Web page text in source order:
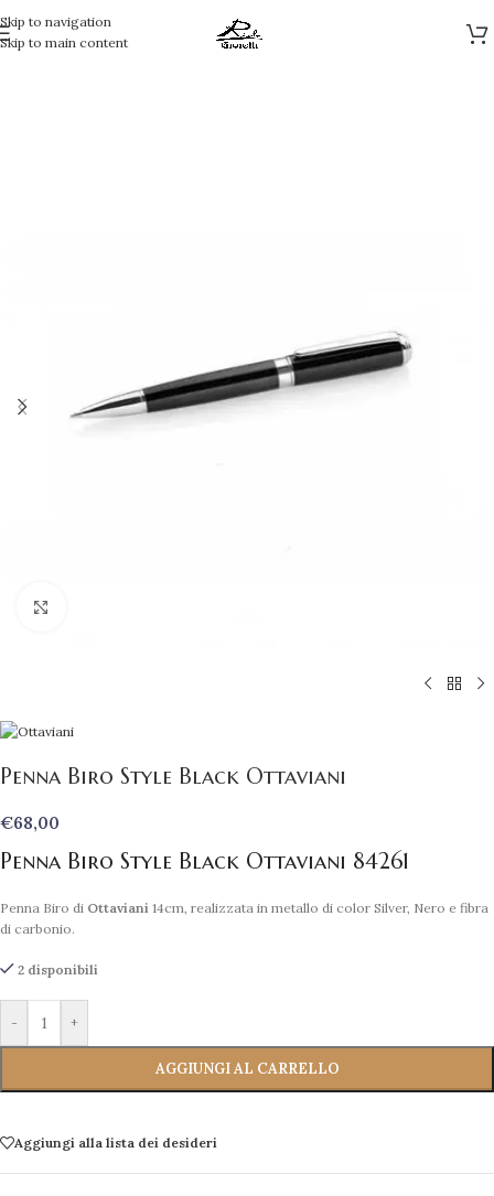
Skip to navigation
Skip to main content
Penna Biro Style Black Ottaviani
€68,00
Penna Biro Style Black Ottaviani 84261
Penna Biro di Ottaviani 14cm, realizzata in metallo di color Silver, Nero e fibra
di carbonio.
2 disponibili
- +
AGGIUNGI AL CARRELLO
Aggiungi alla lista dei desideri